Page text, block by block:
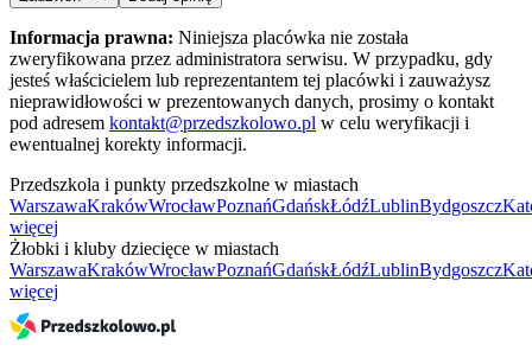
Informacja prawna: Niniejsza placówka nie została
zweryfikowana przez administratora serwisu. W przypadku, gdy
jesteś właścicielem lub reprezentantem tej placówki i zauważysz
nieprawidłowości w prezentowanych danych, prosimy o kontakt
pod adresem kontakt@przedszkolowo.pl w celu weryfikacji i
ewentualnej korekty informacji.
Przedszkola i punkty przedszkolne w miastach
WarszawaKrakówWrocławPoznańGdańskŁódźLublinBydgoszcz
więcej
Żłobki i kluby dziecięce w miastach
WarszawaKrakówWrocławPoznańGdańskŁódźLublinBydgoszcz
więcej